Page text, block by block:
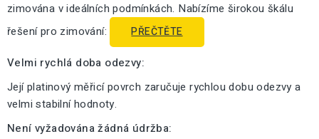
zimována v ideálních podmínkách. Nabízíme širokou škálu
řešení pro zimování:
PŘEČTĚTE
Velmi rychlá doba odezvy:
Její platinový měřicí povrch zaručuje rychlou dobu odezvy a
velmi stabilní hodnoty.
Není vyžadována žádná údržba: